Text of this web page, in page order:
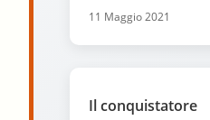
11 Maggio 2021
Il conquistatore